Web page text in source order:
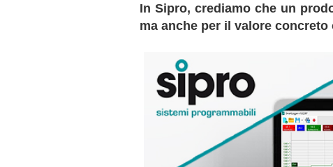
In Sipro, crediamo che un
ma anche per il valore